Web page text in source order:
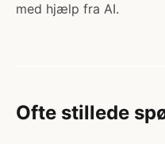
med hjælp fra AI.
Ofte stillede